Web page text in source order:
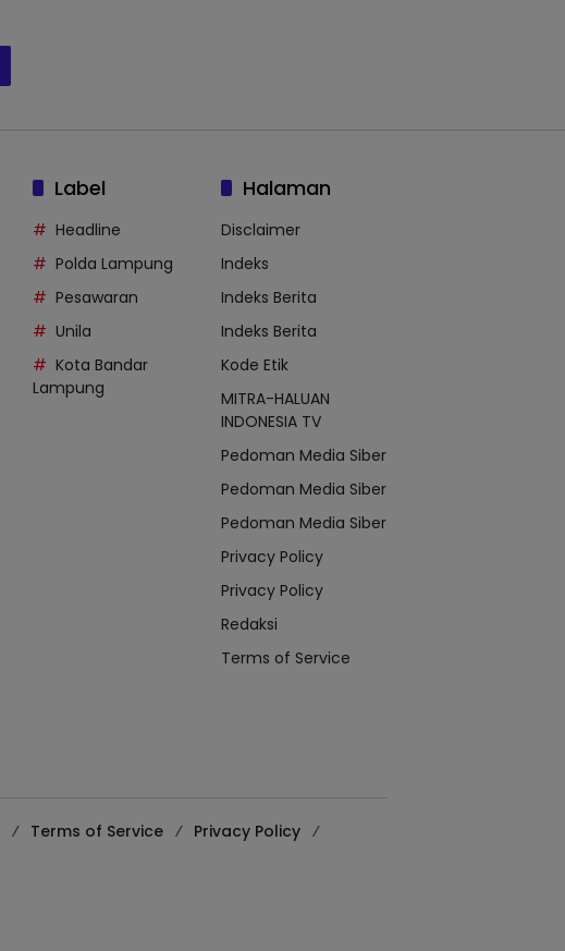
Label
Headline
Polda Lampung
Pesawaran
Unila
Kota Bandar
Lampung
Halaman
Disclaimer
Indeks
Indeks Berita
Indeks Berita
Kode Etik
MITRA-HALUAN
INDONESIA TV
Pedoman Media Siber
Pedoman Media Siber
Pedoman Media Siber
Privacy Policy
Privacy Policy
Redaksi
Terms of Service
Terms of Service
Privacy Policy